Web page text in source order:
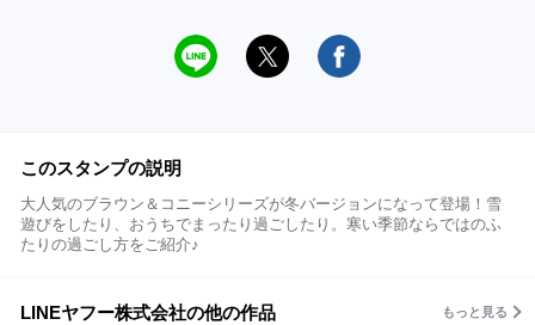
このスタンプの説明
大人気のブラウン＆コニーシリーズが冬バージョンになって登場！雪
遊びをしたり、おうちでまったり過ごしたり。寒い季節ならではのふ
たりの過ごし方をご紹介♪
LINEヤフー株式会社の他の作品 もっと見る